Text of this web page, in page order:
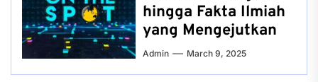
hingga Fakta Ilmiah
yang Mengejutkan
Admin March 9, 2025